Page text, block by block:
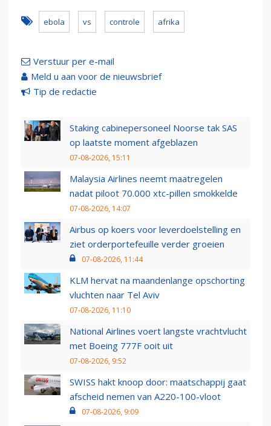
ebola vs controle afrika
Verstuur per e-mail
Meld u aan voor de nieuwsbrief
Tip de redactie
Staking cabinepersoneel Noorse tak SAS
op laatste moment afgeblazen
07-08-2026, 15:11
Malaysia Airlines neemt maatregelen
nadat piloot 70.000 xtc-pillen smokkelde
07-08-2026, 14:07
Airbus op koers voor leverdoelstelling en
ziet orderportefeuille verder groeien
07-08-2026, 11:44
KLM hervat na maandenlange opschorting
vluchten naar Tel Aviv
07-08-2026, 11:10
National Airlines voert langste vrachtvlucht
met Boeing 777F ooit uit
07-08-2026, 9:52
SWISS hakt knoop door: maatschappij gaat
afscheid nemen van A220-100-vloot
07-08-2026, 9:09